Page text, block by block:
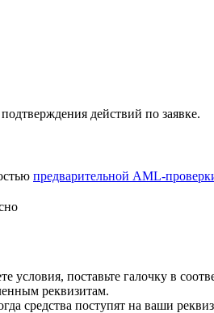
действий по заявке.
предварительной AML-
поставьте галочку в
реквизитам.
средства поступят на ваши